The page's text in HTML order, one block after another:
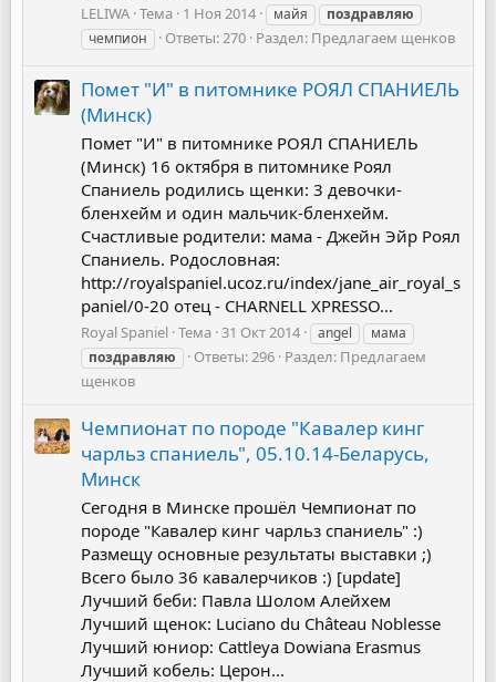
LELIWA Тема 1 Ноя 2014 майя
поздравляю
чемпион
Ответы: 270 Раздел: Предлагаем щенков
Помет "И" в питомнике РОЯЛ СПАНИЕЛЬ
(Минск)
Помет "И" в питомнике РОЯЛ СПАНИЕЛЬ
(Минск) 16 октября в питомнике Роял
Спаниель родились щенки: 3 девочки-
бленхейм и один мальчик-бленхейм.
Счастливые родители: мама - Джейн Эйр Роял
Спаниель. Родословная:
http://royalspaniel.ucoz.ru/index/jane_air_royal_s
paniel/0-20 отец - CHARNELL XPRESSO...
Royal Spaniel Тема 31 Окт 2014 angel
мама
поздравляю
Ответы: 296 Раздел: Предлагаем
щенков
Чемпионат по породе "Кавалер кинг
чарльз спаниель", 05.10.14-Беларусь,
Минск
Сегодня в Минске прошёл Чемпионат по
породе "Кавалер кинг чарльз спаниель" :)
Размещу основные результаты выставки ;)
Всего было 36 кавалерчиков :) [update]
Лучший беби: Павла Шолом Алейхем
Лучший щенок: Luciano du Château Noblesse
Лучший юниор: Cattleya Dowiana Erasmus
Лучший кобель: Церон...